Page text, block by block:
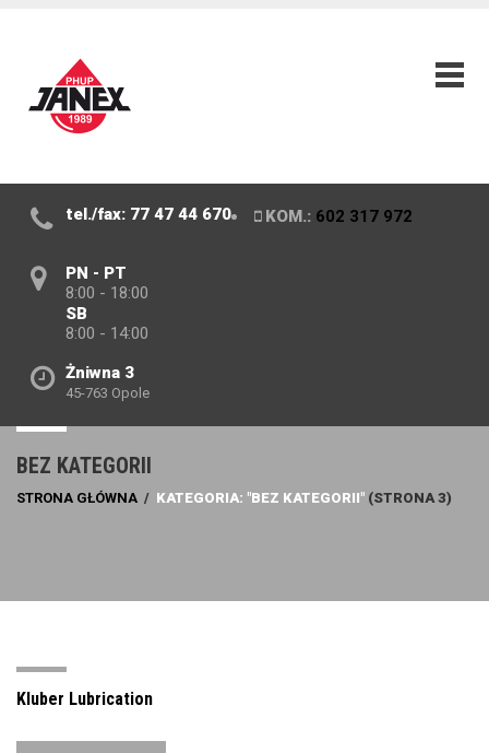
tel./fax: 77 47 44 670 KOM.: 602 317 972
PN - PT
8:00 - 18:00
SB
8:00 - 14:00
Żniwna 3
45-763 Opole
BEZ KATEGORII
STRONA GŁÓWNA / KATEGORIA: "BEZ KATEGORII" (STRONA 3)
Kluber Lubrication